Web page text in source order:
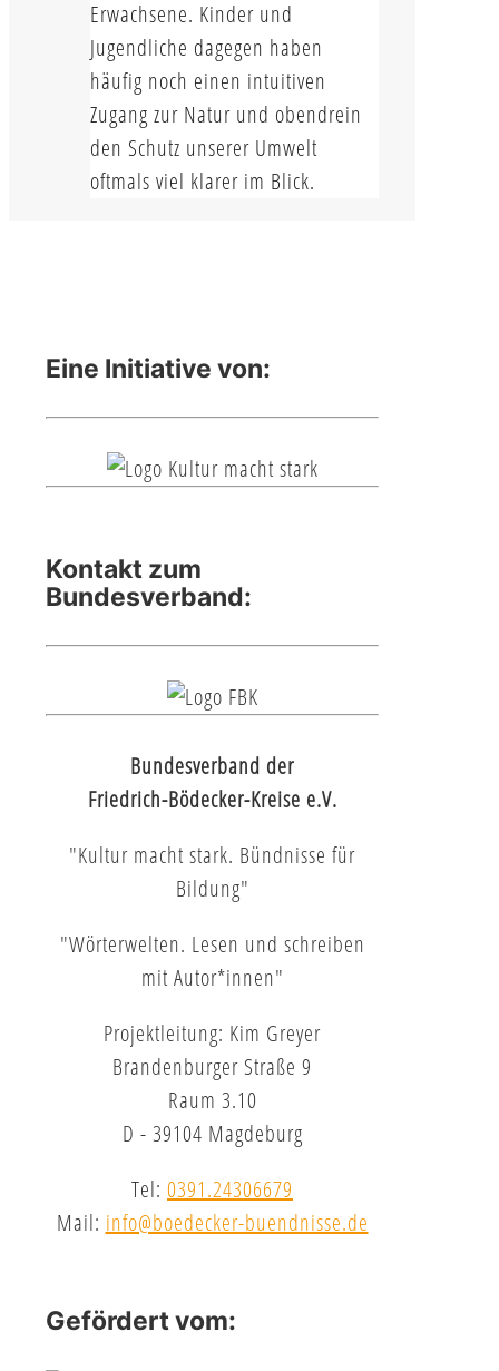
Erwachsene. Kinder und
Jugendliche dagegen haben
häufig noch einen intuitiven
Zugang zur Natur und obendrein
den Schutz unserer Umwelt
oftmals viel klarer im Blick.
Eine Initiative von:
Kontakt zum
Bundesverband:
Bundesverband der
Friedrich-Bödecker-Kreise e.V.
"Kultur macht stark. Bündnisse für
Bildung"
"Wörterwelten. Lesen und schreiben
mit Autor*innen"
Projektleitung: Kim Greyer
Brandenburger Straße 9
Raum 3.10
D - 39104 Magdeburg
Tel: 0391.24306679
Mail: info@boedecker-buendnisse.de
Gefördert vom: